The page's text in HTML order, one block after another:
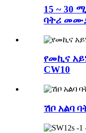
15 ~ 30
ባትሪ
የመኪና
CW10
ሽቦ አልባ